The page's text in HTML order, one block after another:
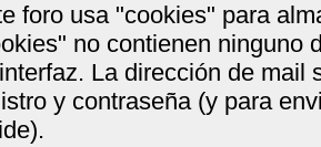
foro usa "cookies" para
no contienen ninguno
La dirección de mail
y contraseña (y para